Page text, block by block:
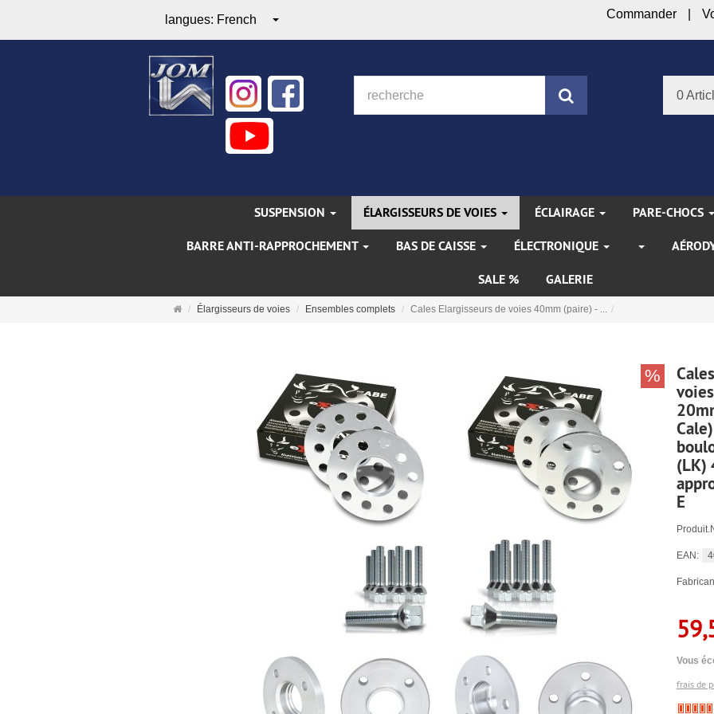
langues: French Commander
0
SUSPENSION ÉLARGISSEURS DE VOIES ÉCLAIRAGE
PARE-CHOCS
BARRE ANTI-RAPPROCHEMENT
BAS DE CAISSE ÉLECTRONIQUE
SALE %
GALERIE
PageÉlargisseurs de voies Ensembles complets Cales Elargisseurs de voies 40mm (paire) - ...
%
(LK)
E
EAN:
Vous
frais de